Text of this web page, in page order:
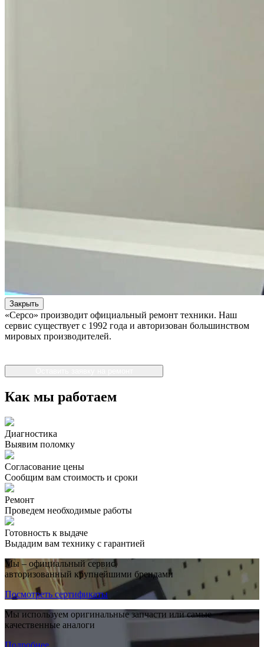
Закрыть
«Серсо» производит официальный ремонт техники. Наш
сервис существует с 1992 года и авторизован большинством
мировых производителей.
Как мы работаем
Диагностика
Выявим поломку
Согласование цены
Сообщим вам стоимость и сроки
Ремонт
Проведем необходимые работы
Готовность к выдаче
Выдадим вам технику с гарантией
Мы – официальный сервис,
авторизованный крупнейшими брендами
Посмотреть сертификаты
Мы используем оригинальные запчасти или самые
качественные аналоги
Подробнее